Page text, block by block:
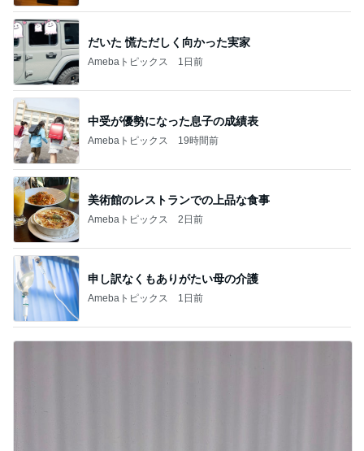
だいた 慌ただしく向かった実家
Amebaトピックス 1日前
中受が優勢になった息子の成績表
Amebaトピックス 19時間前
美術館のレストランでの上品な食事
Amebaトピックス 2日前
申し訳なくもありがたい母の介護
Amebaトピックス 1日前